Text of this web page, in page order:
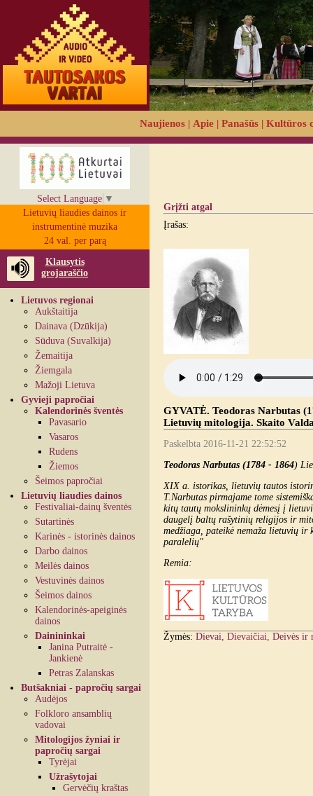
Naujienos | Apie | Panašūs | Kultūros
Select Language ▼
Lietuvių liaudies dainos ir
instrumentinė muzika
24 val. per parą
Klausytis
grojaraščio
Lietuvos regionai
Aukštaitija
Dainava (Dzūkija)
Sūduva (Suvalkija)
Žemaitija
Žiemgala
Mažoji Lietuva
Gyvieji papročiai
Kalendorinės šventės
Pavasario
Vasaros
Rudens
Žiemos
Šeimos papročiai
Lietuvių liaudies dainos
Festivaliai-dainų šventės
Sutartinės
Karinės - istorinės dainos
Darbo dainos
Meilės dainos
Vestuvinės dainos
Šeimos dainos
Kalendorinės-apeiginės
dainos
Dainininkai
Janina Putraitė -
Jankienė
Petras Zalanskas
Butšakniai - papročių sargai
Audėjos
Folkloro ansamblių
vadovai
Mitologijos žyniai ir
papročių sargai
Tyrėjai
Užrašytojai
Gervėčių kraštas
Grįžti atgal
Įrašas:
GYVATĖ. Teodoras Narbutas
Lietuvių mitologija. Skaito
Paskelbta 2016-11-21 22:52:52
Teodoras Narbutas (1784 - 1864)
XIX a. istorikas, lietuvių tautos
T.Narbutas pirmajame tome
kitų tautų mokslininkų dėmesį į
daugelį baltų rašytinių religijos ir
medžiaga, pateikė nemaža lietuvių
paralelių"
Remia:
Žymės: Dievai, Dievaičiai, Deivės ir